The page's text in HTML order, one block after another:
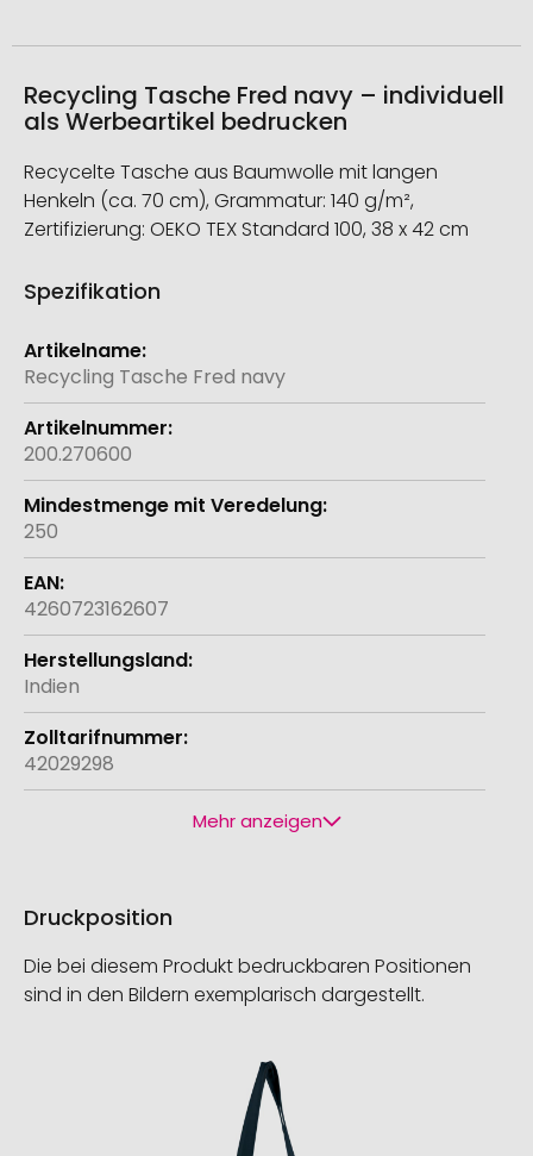
Recycling Tasche Fred navy – individuell
als Werbeartikel bedrucken
Recycelte Tasche aus Baumwolle mit langen
Henkeln (ca. 70 cm), Grammatur: 140 g/m²,
Zertifizierung: OEKO TEX Standard 100, 38 x 42 cm
Spezifikation
Weitere
Informationen
Recycling Tasche Fred navy
200.270600
250
4260723162607
Indien
42029298
Mehr anzeigen
Druckposition
Die bei diesem Produkt bedruckbaren Positionen
sind in den Bildern exemplarisch dargestellt.